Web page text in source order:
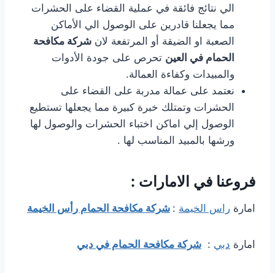
الي نتائج فائقة في عملية القضاء على الحشرات
مما يجعلنا قادرين على الوصول الي الأماكن
الصعبة او الضيقة أو المرتفعة لان شركة مكافحة
الحمام في العين تحرص على جودة الأدوات
والمبيدات وكفاءة العمالة.
نعتمد على عمالة مدربة على القضاء على
الحشرات وتمتلك خبرة كبيرة مما يجعلها تستطيع
الوصول إلي اماكن اختباء الحشرات والوصول لها
ورشها بالمبيد المناسب لها .
فروعنا في الامارات :
امارة راس الخيمة : شركة مكافحة الحمام رأس الخيمة
امارة دبي : شركة مكافحة الحمام في دبي